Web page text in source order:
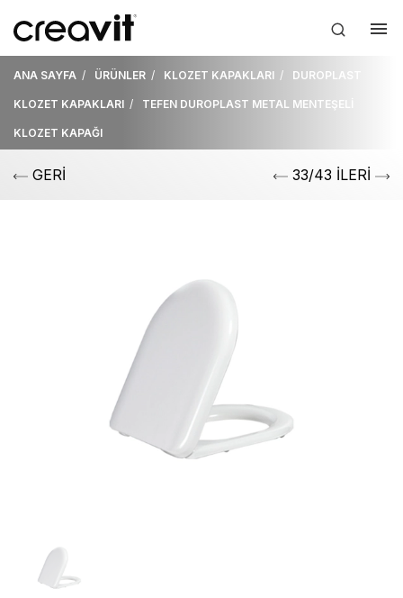
ANA SAYFA ÜRÜNLER KLOZET KAPAKLARI DUROPLAST
KLOZET KAPAKLARI TEFEN DUROPLAST METAL MENTEŞELİ
KLOZET KAPAĞI
GERİ 33/43 İLERİ